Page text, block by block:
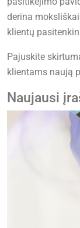
derina
klientų
Pajuskite
klientams naują
Naujausi